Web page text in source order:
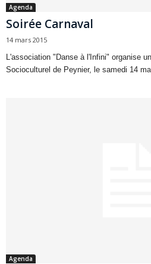
Agenda
Soirée Carnaval
14 mars 2015
L'association "Danse à l'Infini" organise
Socioculturel de Peynier, le samedi 14
Agenda